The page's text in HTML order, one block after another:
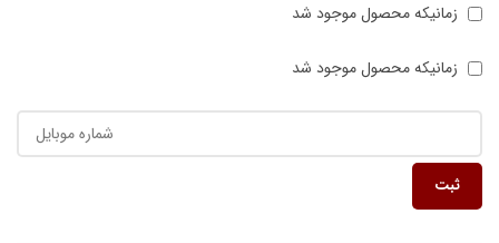
زمانیکه محصول موجود شد
زمانیکه محصول موجود شد
ثبت